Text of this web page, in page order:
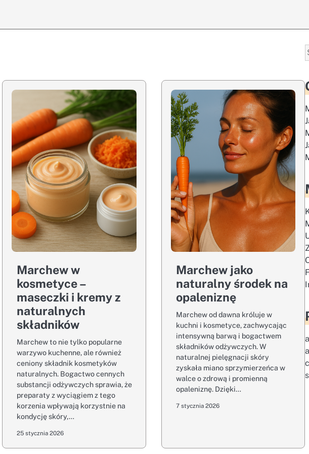
Marchew w
kosmetyce –
maseczki i kremy z
naturalnych
składników
Marchew to nie tylko popularne
warzywo kuchenne, ale również
ceniony składnik kosmetyków
naturalnych. Bogactwo cennych
substancji odżywczych sprawia, że
preparaty z wyciągiem z tego
korzenia wpływają korzystnie na
kondycję skóry,…
25 stycznia 2026
Marchew jako
naturalny środek na
opaleniznę
Marchew od dawna króluje w
kuchni i kosmetyce, zachwycając
intensywną barwą i bogactwem
składników odżywczych. W
naturalnej pielęgnacji skóry
zyskała miano sprzymierzeńca w
walce o zdrową i promienną
opaleniznę. Dzięki…
7 stycznia 2026